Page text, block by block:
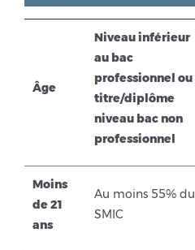
Âge
Niveau inférieur
au bac
professionnel ou
titre/diplôme
niveau bac non
professionnel
Moins
de 21
ans
Au moins 55% du
SMIC